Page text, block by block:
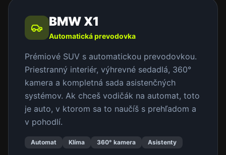
BMW X1
Automatická prevodovka
Prémiové SUV s automatickou prevodovkou.
Priestranný interiér, výhrevné sedadlá, 360°
kamera a kompletná sada asistenčných
systémov. Ak chceš vodičák na automat, toto
je auto, v ktorom sa to naučíš s prehľadom a
v pohodlí.
Automat Klíma 360° kamera Asistenty